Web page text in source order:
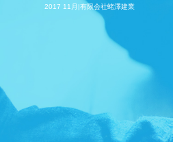
2017 11月|有限会社蛯澤建業